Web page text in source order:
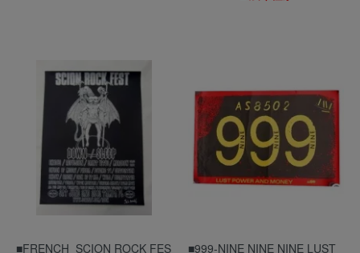
■FRENCH_SCION ROCK FES
■999-NINE NINE NINE LUST